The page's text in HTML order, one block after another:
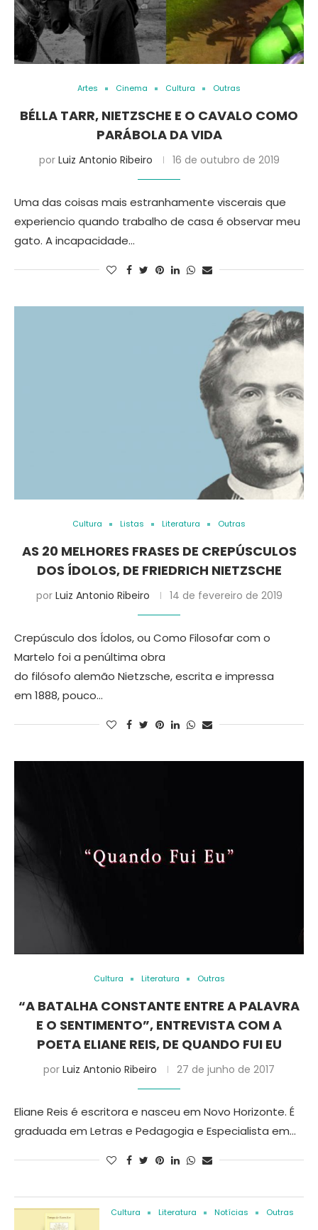
Artes Cinema Cultura Outras
BÉLLA TARR, NIETZSCHE E O CAVALO COMO
PARÁBOLA DA VIDA
por Luiz Antonio Ribeiro 16 de outubro de 2019
Uma das coisas mais estranhamente viscerais que
experiencio quando trabalho de casa é observar meu
gato. A incapacidade…
Cultura Listas Literatura Outras
AS 20 MELHORES FRASES DE CREPÚSCULOS
DOS ÍDOLOS, DE FRIEDRICH NIETZSCHE
por Luiz Antonio Ribeiro 14 de fevereiro de 2019
Crepúsculo dos Ídolos, ou Como Filosofar com o
Martelo foi a penúltima obra
do filósofo alemão Nietzsche, escrita e impressa
em 1888, pouco…
Cultura Literatura Outras
“A BATALHA CONSTANTE ENTRE A PALAVRA
E O SENTIMENTO”, ENTREVISTA COM A
POETA ELIANE REIS, DE QUANDO FUI EU
por Luiz Antonio Ribeiro 27 de junho de 2017
Eliane Reis é escritora e nasceu em Novo Horizonte. É
graduada em Letras e Pedagogia e Especialista em…
Cultura Literatura Notícias Outras